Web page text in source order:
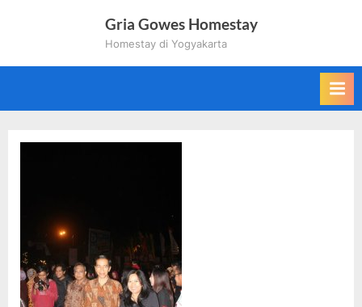
Gria Gowes Homestay
Homestay di Yogyakarta